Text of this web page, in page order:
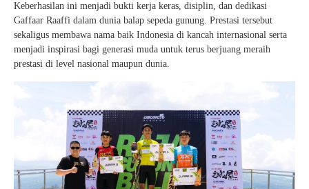
Keberhasilan ini menjadi bukti kerja keras, disiplin, dan dedikasi
Gaffaar Raaffi dalam dunia balap sepeda gunung. Prestasi tersebut
sekaligus membawa nama baik Indonesia di kancah internasional serta
menjadi inspirasi bagi generasi muda untuk terus berjuang meraih
prestasi di level nasional maupun dunia.